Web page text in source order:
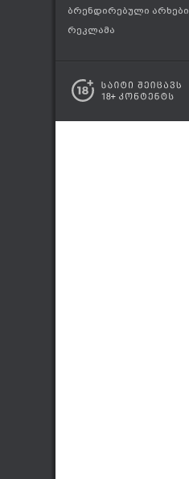
ბრენდირებული არხები
რეკლამა